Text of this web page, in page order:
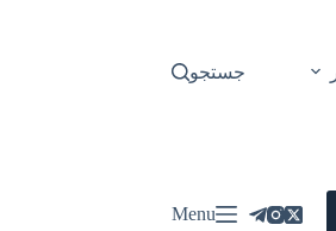
جستجو
Menu